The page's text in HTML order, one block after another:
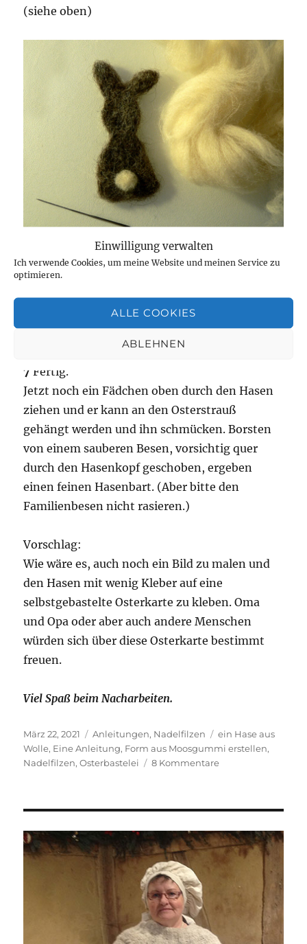
Einwilligung verwalten
Ich verwende Cookies, um meine Website und meinen Service zu
optimieren.
ALLE COOKIES
ABLEHNEN
(siehe oben)
Der Hase aus Wolle wäre unperfekt ohne sein
Stummelschwänzchen
Er kann auf Reise gehen oder den
7Fertig.
Jetzt noch ein Fädchen oben durch den Hasen
ziehen und er kann an den Osterstrauß
gehängt werden und ihn schmücken. Borsten
von einem sauberen Besen, vorsichtig quer
durch den Hasenkopf geschoben, ergeben
einen feinen Hasenbart. (Aber bitte den
Familienbesen nicht rasieren.)
Vorschlag:
Wie wäre es, auch noch ein Bild zu malen und
den Hasen mit wenig Kleber auf eine
selbstgebastelte Osterkarte zu kleben. Oma
und Opa oder aber auch andere Menschen
würden sich über diese Osterkarte bestimmt
freuen.
Viel Spaß beim Nacharbeiten.
Veröffentlicht
am
März 22, 2021 Kategorien
Anleitungen, Nadelfilzen Schlagwörter
ein Hase aus
Wolle, Eine Anleitung, Form aus Moosgummi erstellen,
Nadelfilzen,Osterbastelei 8 Kommentarezu
Filzen
mit
der